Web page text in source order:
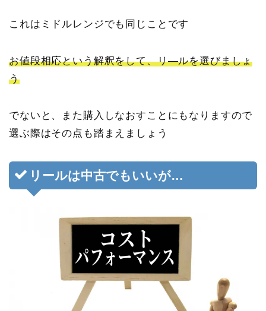
これはミドルレンジでも同じことです
お値段相応という解釈をして、リ―ルを選びましょ
う
でないと、また購入しなおすことにもなりますので
選ぶ際はその点も踏まえましょう
リールは中古でもいいが…